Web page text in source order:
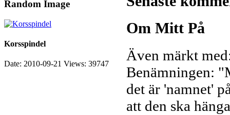
Random Image
Korsspindel
Date: 2010-09-21 Views: 39747
Om Mitt På
Även märkt
Benämningen:
det är 'namnet'
att den ska